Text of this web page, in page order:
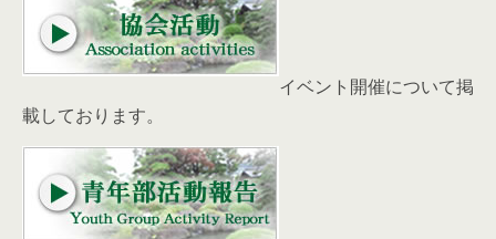
イベント開催について掲
載しております。